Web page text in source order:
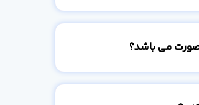
می باشد؟